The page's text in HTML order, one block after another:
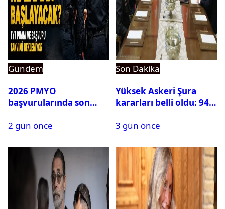
Gündem
2026 PMYO
başvurularında son
2 gün önce
Son Dakika
Yüksek Askeri Şura
kararları belli oldu: 94
3 gün önce